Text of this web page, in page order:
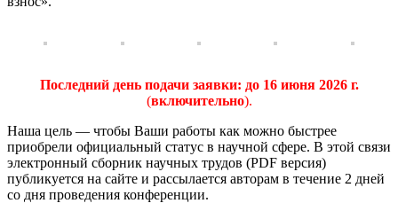
Последний день подачи заявки: до 16 июня 2026 г.
(включительно).
Наша цель — чтобы Ваши работы как можно быстрее
приобрели официальный статус в научной сфере. В этой связи
электронный сборник научных трудов (PDF версия)
публикуется на сайте и рассылается авторам в течение 2 дней
со дня проведения конференции.